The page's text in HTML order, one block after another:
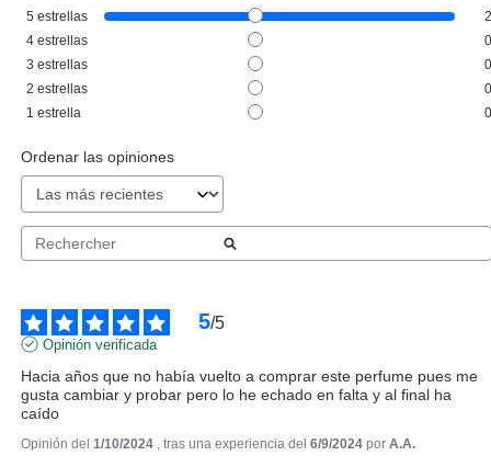
CHRISTIAN DIOR
CHRISTIAN DIOR POISON GIRL
EDT 100 ML
5 estrellas
4 estrellas
3 estrellas
2 estrellas
1 estrella
Ordenar las opiniones
5/5
Opinión verificada
Hacia años que no había vuelto a comprar este perfume pues me
gusta cambiar y probar pero lo he echado en falta y al final ha
caído
Opinión del 1/10/2024 , tras una experiencia del 6/9/2024 por A.A.